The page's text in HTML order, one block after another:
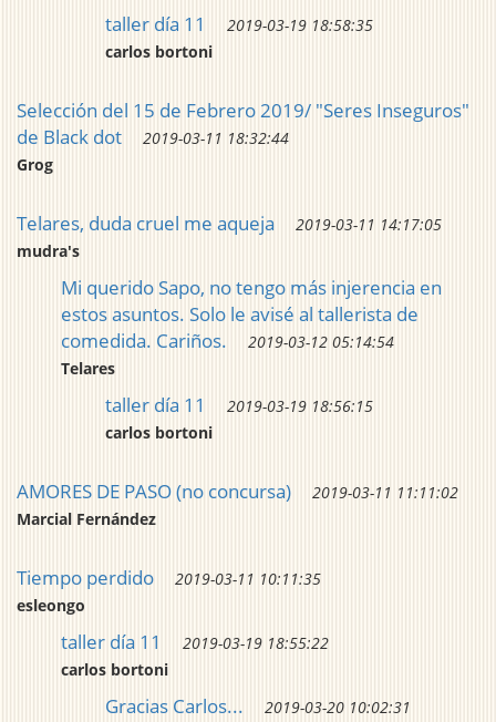
taller día 11
2019-03-19 18:58:35
carlos bortoni
Selección del 15 de Febrero 2019/ "Seres Inseguros"
de Black dot
2019-03-11 18:32:44
Grog
Telares, duda cruel me aqueja
2019-03-11 14:17:05
mudra's
Mi querido Sapo, no tengo más injerencia en
estos asuntos. Solo le avisé al tallerista de
comedida. Cariños.
2019-03-12 05:14:54
Telares
taller día 11
2019-03-19 18:56:15
carlos bortoni
AMORES DE PASO (no concursa)
2019-03-11 11:11:02
Marcial Fernández
Tiempo perdido
2019-03-11 10:11:35
esleongo
taller día 11
2019-03-19 18:55:22
carlos bortoni
Gracias Carlos...
2019-03-20 10:02:31